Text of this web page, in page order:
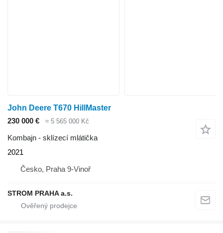
John Deere T670 HillMaster
230 000 €
≈ 5 565 000 Kč
Kombajn - sklízecí mlátička
2021
Česko, Praha 9-Vinoř
STROM PRAHA a.s.